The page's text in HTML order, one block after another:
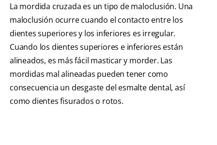
La mordida cruzada es un tipo de maloclusión. Una
maloclusión ocurre cuando el contacto entre los
dientes superiores y los inferiores es irregular.
Cuando los dientes superiores e inferiores están
alineados, es más fácil masticar y morder. Las
mordidas mal alineadas pueden tener como
consecuencia un desgaste del esmalte dental, así
como dientes fisurados o rotos.